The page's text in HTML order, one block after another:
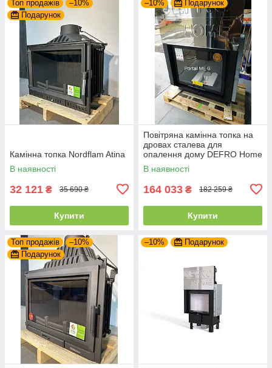
Топ продажів
–10%
Подарунок
Камінна топка Nordflam Atina
В наявності
32 121 ₴ 35 690 ₴
Купити
–10% Подарунок
Повітряна камінна топка на
дровах сталева для
опалення дому DEFRO Home
PORTAL ME G з підйомними
дверцятами
В наявності
164 033 ₴ 182 259 ₴
Купити
Топ продажів
–10%
Подарунок
–10% Подарунок